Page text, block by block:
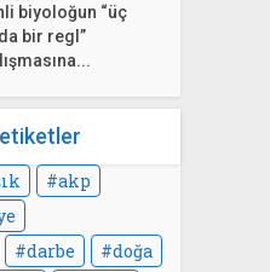
biyoloğun “üç
bir regl”
akp
darbe
doğa